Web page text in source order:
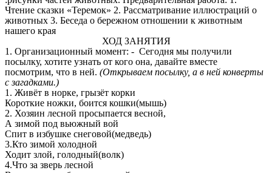
Чтение сказки «Теремок» 2. Рассматривание иллюстраций о
животных 3. Беседа о бережном отношении к животным
нашего края
ХОД ЗАНЯТИЯ
1. Организационный момент: - Сегодня мы получили
посылку, хотите узнать от кого она, давайте вместе
посмотрим, что в ней. (Открываем посылку, а в ней конверты
с загадками.)
1. Живёт в норке, грызёт корки
Короткие ножки, боится кошки(мышь)
2. Хозяин лесной просыпается весной,
А зимой под вьюжный вой
Спит в избушке снеговой(медведь)
3.Кто зимой холодной
Ходит злой, голодный(волк)
4.Что за зверь лесной